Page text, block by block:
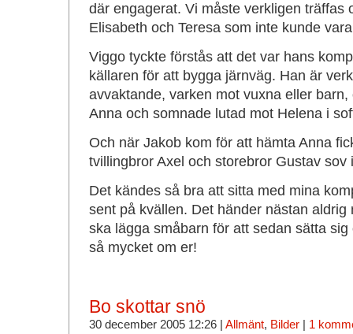
där engagerat. Vi måste verkligen träffas
Elisabeth och Teresa som inte kunde
Viggo tyckte förstås att det var hans
källaren för att bygga järnväg. Han är
avvaktande, varken mot vuxna eller
Anna och somnade lutad mot Helena i
Och när Jakob kom för att hämta Anna
tvillingbror Axel och storebror Gustav sov
Det kändes så bra att sitta med mina
sent på kvällen. Det händer nästan aldrig
ska lägga småbarn för att sedan sätta
så mycket om er!
Bo skottar snö
30 december 2005 12:26 | Allmänt, Bilder| 1